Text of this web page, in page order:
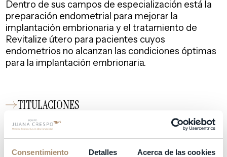
Consentimiento Detalles Acerca de las cookies
TITULACIONES
OTROS CURSOS
Dentro de sus campos de especialización está la
preparación endometrial para mejorar la
implantación embrionaria y el tratamiento de
Revitalize útero para pacientes cuyos
endometrios no alcanzan las condiciones óptimas
para la implantación embrionaria.